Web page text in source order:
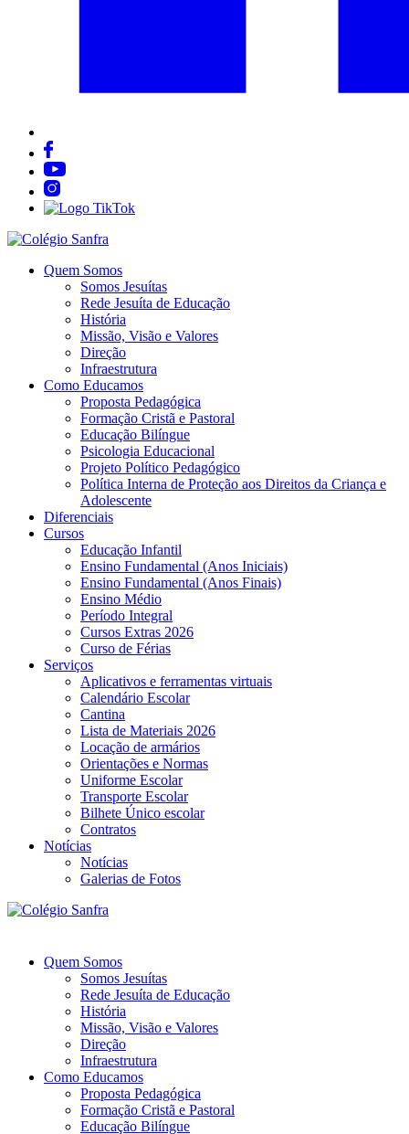
Quem Somos
Somos Jesuítas
Rede Jesuíta de Educação
História
Missão, Visão e Valores
Direção
Infraestrutura
Como Educamos
Proposta Pedagógica
Formação Cristã e Pastoral
Educação Bilíngue
Psicologia Educacional
Projeto Político Pedagógico
Política Interna de Proteção aos Direitos da Criança e
Adolescente
Diferenciais
Cursos
Educação Infantil
Ensino Fundamental (Anos Iniciais)
Ensino Fundamental (Anos Finais)
Ensino Médio
Período Integral
Cursos Extras 2026
Curso de Férias
Serviços
Aplicativos e ferramentas virtuais
Calendário Escolar
Cantina
Lista de Materiais 2026
Locação de armários
Orientações e Normas
Uniforme Escolar
Transporte Escolar
Bilhete Único escolar
Contratos
Notícias
Notícias
Galerias de Fotos
Quem Somos
Somos Jesuítas
Rede Jesuíta de Educação
História
Missão, Visão e Valores
Direção
Infraestrutura
Como Educamos
Proposta Pedagógica
Formação Cristã e Pastoral
Educação Bilíngue